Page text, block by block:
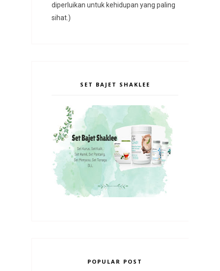
diperluikan untuk kehidupan yang paling
sihat.)
SET BAJET SHAKLEE
POPULAR POST